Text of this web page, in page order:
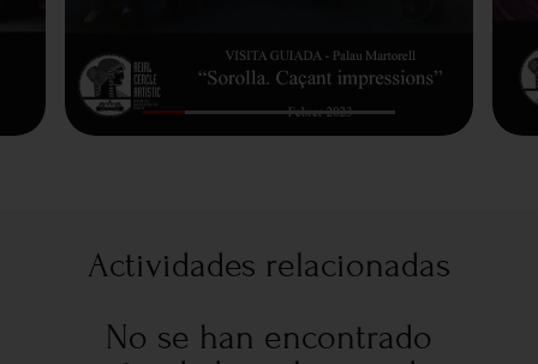
Actividades relacionadas
No se han encontrado